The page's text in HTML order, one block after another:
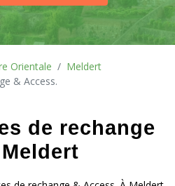
Orientale
Meldert
& Access.
de rechange